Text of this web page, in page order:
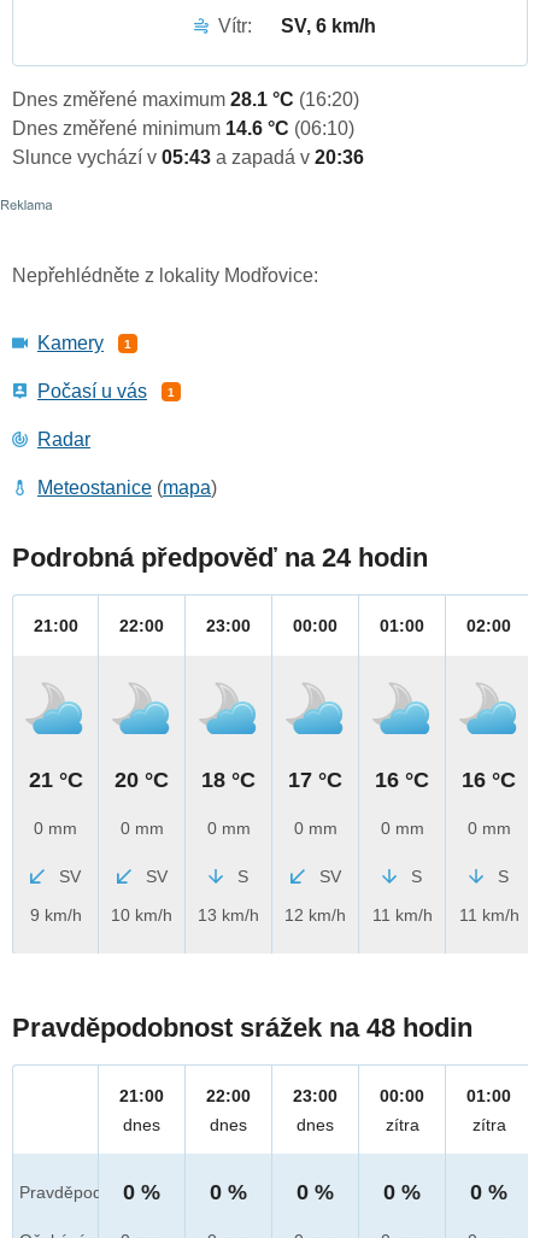
Vítr:
SV, 6 km/h
Dnes změřené maximum 28.1 °C (16:20)
Dnes změřené minimum 14.6 °C (06:10)
Slunce vychází v 05:43 a zapadá v 20:36
Nepřehlédněte z lokality Modřovice:
Kamery 1
Počasí u vás 1
Radar
Meteostanice (mapa)
Podrobná předpověď na 24 hodin
21:00
21 °C
0 mm
SV
9 km/h
22:00
20 °C
0 mm
SV
10 km/h
23:00
18 °C
0 mm
S
13 km/h
00:00
17 °C
0 mm
SV
12 km/h
01:00
16 °C
0 mm
S
11 km/h
02:00
16 °C
0 mm
S
11 km/h
Pravděpodobnost srážek na 48 hodin
Pravděpod.
21:00
dnes
0 %
22:00
dnes
0 %
23:00
dnes
0 %
00:00
zítra
0 %
01:00
zítra
0 %